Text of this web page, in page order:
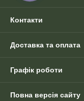
Контакти
Доставка та оплата
Графік роботи
Повна версія сайту